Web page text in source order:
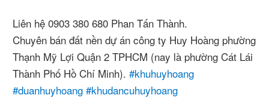
Liên hệ 0903 380 680 Phan Tấn Thành.
Chuyên bán đất nền dự án công ty Huy Hoàng phường
Thạnh Mỹ Lợi Quận 2 TPHCM (nay là phường Cát Lái
Thành Phố Hồ Chí Minh). #khuhuyhoang
#duanhuyhoang #khudancuhuyhoang